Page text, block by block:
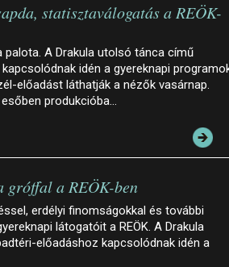
statisztaválogatás a REÖK-
palota. A Drakula utolsó tánca című
idén a gyereknapi
előadást láthatják a nézők vasárnap.
produkcióba…
gróffal a REÖK-ben
erdélyi finomságokkal és további
látogatóit a REÖK. A Drakula
előadáshoz kapcsolódnak idén a